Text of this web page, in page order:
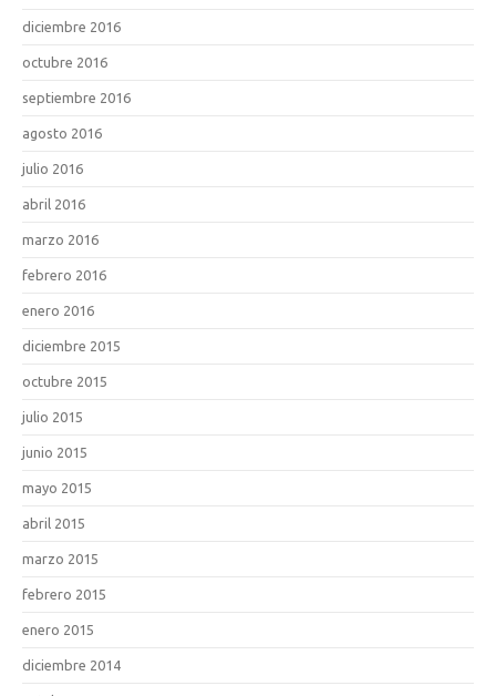
diciembre 2016
octubre 2016
septiembre 2016
agosto 2016
julio 2016
abril 2016
marzo 2016
febrero 2016
enero 2016
diciembre 2015
octubre 2015
julio 2015
junio 2015
mayo 2015
abril 2015
marzo 2015
febrero 2015
enero 2015
diciembre 2014